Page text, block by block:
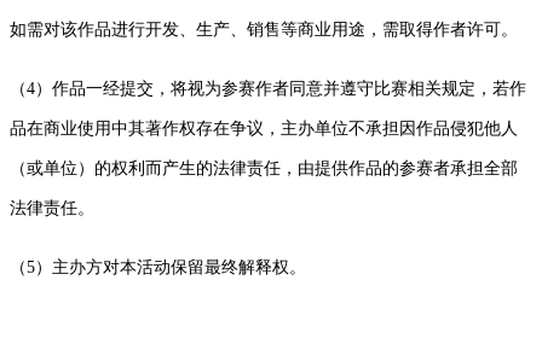
如需对该作品进行开发、生产、销售等商业用途，需取得作者许可。
（4）作品一经提交，将视为参赛作者同意并遵守比赛相关规定，若作
品在商业使用中其著作权存在争议，主办单位不承担因作品侵犯他人
（或单位）的权利而产生的法律责任，由提供作品的参赛者承担全部
法律责任。
（5）主办方对本活动保留最终解释权。